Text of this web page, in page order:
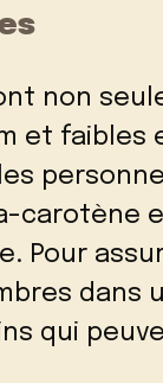
non
et faibles
carotène
Pour
dans
qui